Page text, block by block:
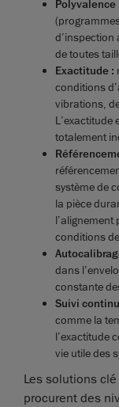
Polyvalence
d’inspection
de toutes
Exactitude :
conditions
vibrations,
L’exactitude
totalement
système de
la pièce
conditions
dans
constante
Suivi
comme la
l’exactitude
vie utile des
Les solutions
procurent des